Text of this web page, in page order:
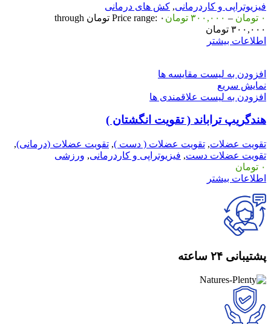
فیزیوتراپی و کاردرمانی, کش های درمانی
۰ تومان – ۳۰۰,۰۰۰ تومان
Price range: ۰ تومان through
۳۰۰,۰۰۰ تومان
اطلاعات بیشتر
افزودن به لیست مقایسه ها
نمایش سریع
افزودن به لیست علاقمندی ها
هندگریپ تراباند ( تقویت انگشتان )
تقویت عضلات, تقویت عضلات ( دست ), تقویت عضلات (درمانی),
تقویت عضلات دست, فیزیوتراپی و کاردرمانی, ورزشی
۰ تومان
اطلاعات بیشتر
پشتیبانی ۲۴ ساعته